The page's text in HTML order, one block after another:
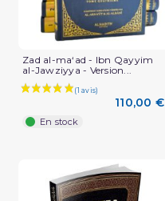
Zad al-ma‘ad - Ibn Qayyim
al-Jawziyya - Version...
110,00 €
En stock